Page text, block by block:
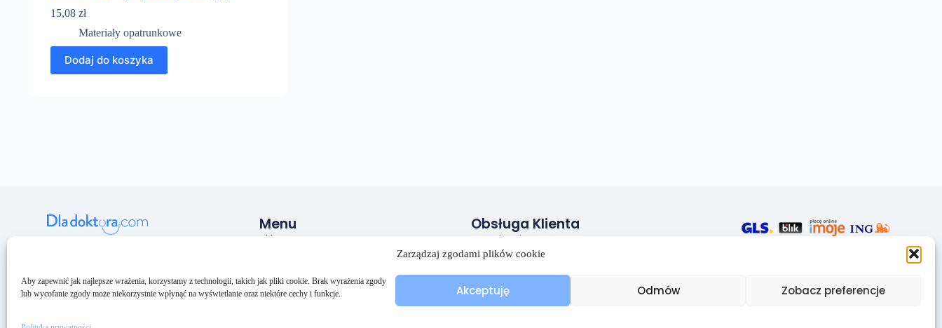
Zarządzaj zgodami plików cookie
Aby zapewnić jak najlepsze wrażenia, korzystamy z technologii, takich jak pliki cookie. Brak wyrażenia zgody
lub wycofanie zgody może niekorzystnie wpłynąć na wyświetlanie oraz niektóre cechy i funkcje.
Akceptuję Odmów Zobacz preferencje
15,08 zł
Materiały opatrunkowe
Dodaj do koszyka
KRS: 0000688094
BDO: 000159073
Menu
Sklep
Kontakt
Obsługa Klienta
Regulamin
Polityka prywatności
Polityka plików cookies (EU)